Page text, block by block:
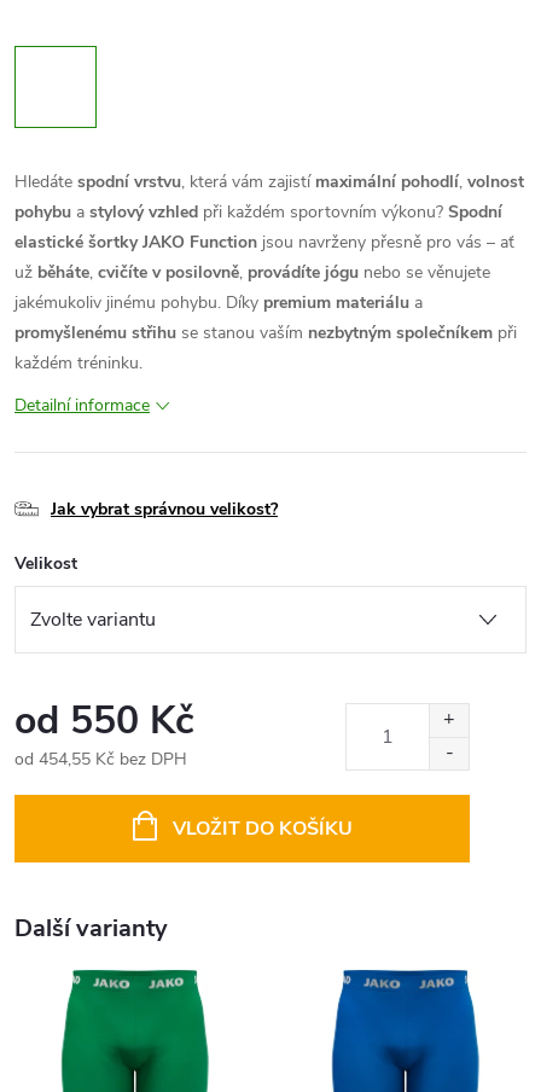
Hledáte spodní vrstvu, která vám zajistí maximální pohodlí, volnost
pohybu a stylový vzhled při každém sportovním výkonu? Spodní
elastické šortky JAKO Function jsou navrženy přesně pro vás – ať
už běháte, cvičíte v posilovně, provádíte jógu nebo se věnujete
jakémukoliv jinému pohybu. Díky premium materiálu a
promyšlenému střihu se stanou vaším nezbytným společníkem při
každém tréninku.
Detailní informace
Jak vybrat správnou velikost?
Velikost
od 550 Kč
od 454,55 Kč bez DPH
VLOŽIT DO KOŠÍKU
Další varianty